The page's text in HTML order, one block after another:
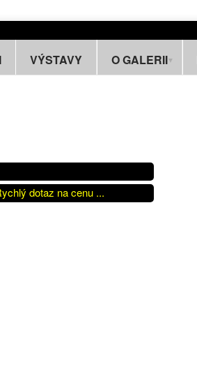
VÝSTAVY O GALERII
dotaz na cenu ...